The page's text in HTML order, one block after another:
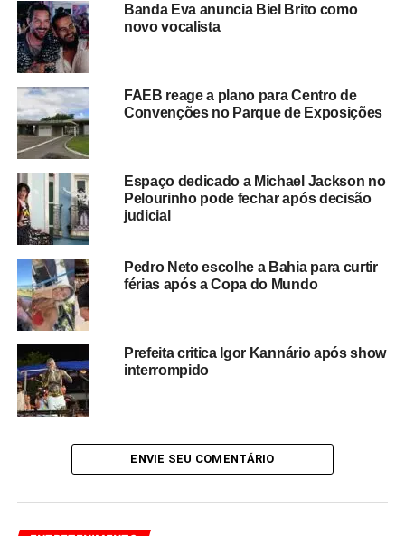
um dos principais representantes do arrocha romântico,
aparece entre os artistas com maior número de contratos
e cachês que podem chegar a
estãoTayrone
R$ 380 mil, e Thiago Aquino, cujo cachê alcançaR$
370 mil.
juninos na Bahia, considerados um dos maiores eventos
culturais do Nordeste. Todos os anos, as celebrações
movimentam milhões de reais, impulsionando setores
entretenimento.
A predominância do arrocha nas contratações também
musical nordestino. Artistas que começaram suas
carreiras em eventos regionais hoje ocupam espaço de
destaque nas maiores festas do calendário cultural
musical do estado.
contratações sejam registradas, ampliando ainda mais a
participação dos principais nomes do arrocha nas
Banda Eva anuncia Biel Brito como
novo vocalista
FAEB reage a plano para Centro de
Convenções no Parque de Exposições
Espaço dedicado a Michael Jackson no
Pelourinho pode fechar após decisão
judicial
Pedro Neto escolhe a Bahia para curtir
férias após a Copa do Mundo
Prefeita critica Igor Kannário após show
interrompido
ENVIE SEU COMENTÁRIO